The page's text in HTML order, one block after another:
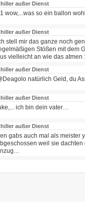
außer Dienst
wow,...was so ein ballon
außer Dienst
stell mir das ganze noch
Stößen mit dem
vielleicht an wie das atmen
außer Dienst
natürlich Geld, du
außer Dienst
ich bin dein vater…
außer Dienst
gabs auch mal als meister
weil sie